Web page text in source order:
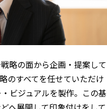
略の面から企画・提案して
のすべてを任せていただけ
ビジュアルを製作。この基